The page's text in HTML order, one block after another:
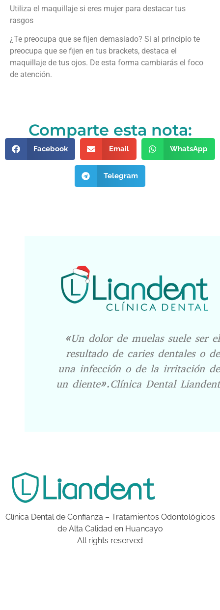
Utiliza el maquillaje si eres mujer para destacar tus
rasgos
¿Te preocupa que se fijen demasiado? Si al principio te
preocupa que se fijen en tus brackets, destaca el
maquillaje de tus ojos. De esta forma cambiarás el foco
de atención.
Comparte esta nota:
Facebook Email WhatsApp
Telegram
«Un dolor de muelas suele ser el
resultado de caries dentales o de
una infección o de la irritación de
un diente».Clínica Dental Liandent
Clínica Dental de Confianza – Tratamientos Odontológicos
de Alta Calidad en Huancayo
All rights reserved